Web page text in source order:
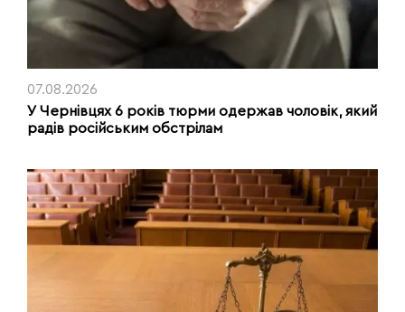
07.08.2026
У Чернівцях 6 років тюрми одержав чоловік, який
радів російським обстрілам